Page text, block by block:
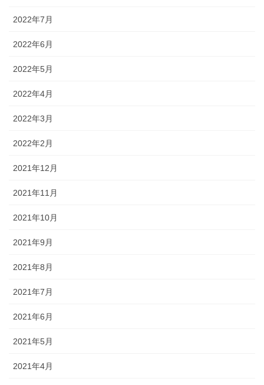
2022年7月
2022年6月
2022年5月
2022年4月
2022年3月
2022年2月
2021年12月
2021年11月
2021年10月
2021年9月
2021年8月
2021年7月
2021年6月
2021年5月
2021年4月